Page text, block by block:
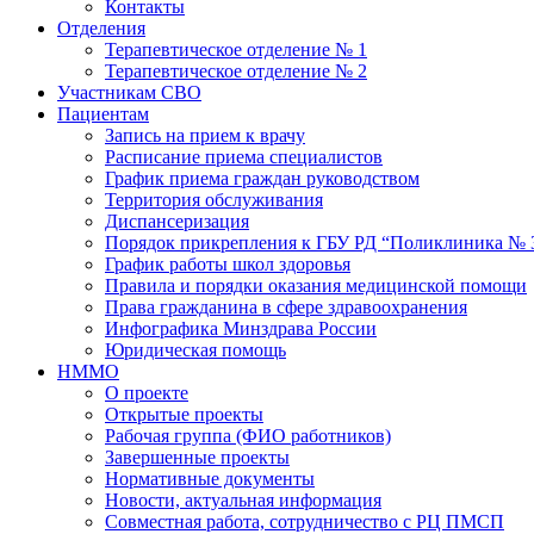
Контакты
Отделения
Терапевтическое отделение № 1
Терапевтическое отделение № 2
Участникам СВО
Пациентам
Запись на прием к врачу
Расписание приема специалистов
График приема граждан руководством
Территория обслуживания
Диспансеризация
Порядок прикрепления к ГБУ РД “Поликлиника №
График работы школ здоровья
Правила и порядки оказания медицинской помощи
Права гражданина в сфере здравоохранения
Инфографика Минздрава России
Юридическая помощь
НММО
О проекте
Открытые проекты
Рабочая группа (ФИО работников)
Завершенные проекты
Нормативные документы
Новости, актуальная информация
Совместная работа, сотрудничество с РЦ ПМСП